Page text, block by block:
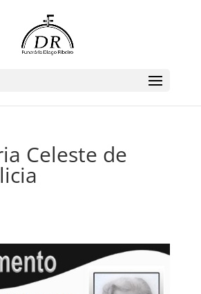
Celeste de